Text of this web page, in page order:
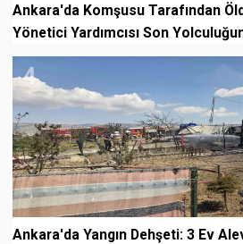
Ankara'da Komşusu Tarafından
Yönetici Yardımcısı Son
4
Ankara'da Yangın Dehşeti: 3 Ev